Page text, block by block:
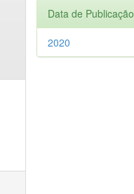
Data de Publicação
2020